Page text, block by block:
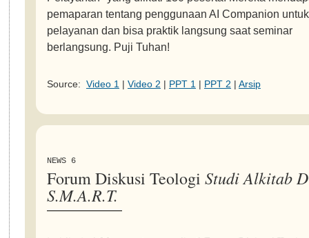
pemaparan tentang penggunaan AI Companion untuk
pelayanan dan bisa praktik langsung saat seminar
berlangsung. Puji Tuhan!
Source: Video 1 | Video 2 | PPT 1 | PPT 2 | Arsip
NEWS 6
Forum Diskusi Teologi Studi Alkitab
S.M.A.R.T.